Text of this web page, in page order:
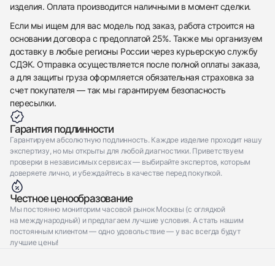
изделия. Оплата производится наличными в момент сделки.
Если мы ищем для вас модель под заказ, работа строится на
основании договора с предоплатой 25%. Также мы организуем
доставку в любые регионы России через курьерскую службу
СДЭК. Отправка осуществляется после полной оплаты заказа,
а для защиты груза оформляется обязательная страховка за
счет покупателя — так мы гарантируем безопасность
пересылки.
Гарантия подлинности
Гарантируем абсолютную подлинность. Каждое изделие проходит нашу
экспертизу, но мы открыты для любой диагностики. Приветствуем
проверки в независимых сервисах — выбирайте экспертов, которым
доверяете лично, и убеждайтесь в качестве перед покупкой.
Честное ценообразование
Мы постоянно мониторим часовой рынок Москвы (с оглядкой
на международный) и предлагаем лучшие условия. А стать нашим
постоянным клиентом — одно удовольствие — у вас всегда будут
лучшие цены!